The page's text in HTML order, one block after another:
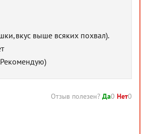
выше всяких похвал).
Рекомендую)
Отзыв полезен? Да0 Нет0